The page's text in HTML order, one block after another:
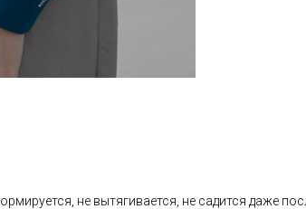
не вытягивается, не садится даже